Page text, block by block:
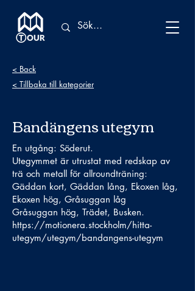
< Back
< Tillbaka till kategorier
Bandängens utegym
En utgång: Söderut.
Utegymmet är utrustat med redskap av
trä och metall för allroundträning:
Gäddan kort, Gäddan lång, Ekoxen låg,
Ekoxen hög, Gråsuggan låg
Gråsuggan hög, Trädet, Busken.
https://motionera.stockholm/hitta-
utegym/utegym/bandangens-utegym